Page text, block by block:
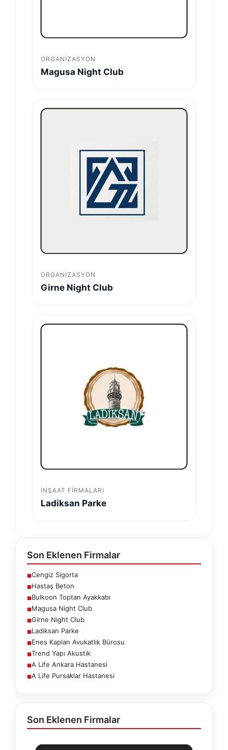
ORGANIZASYON
Magusa Night Club
ORGANIZASYON
Girne Night Club
İNŞAAT FIRMALARI
Ladiksan Parke
Son Eklenen Firmalar
■Cengiz Sigorta
■Hastaş Beton
■Bulkoon Toptan Ayakkabı
■Magusa Night Club
■Girne Night Club
■Ladiksan Parke
■Enes Kaplan Avukatlık Bürosu
■Trend Yapı Akustik
■A Life Ankara Hastanesi
■A Life Pursaklar Hastanesi
Son Eklenen Firmalar